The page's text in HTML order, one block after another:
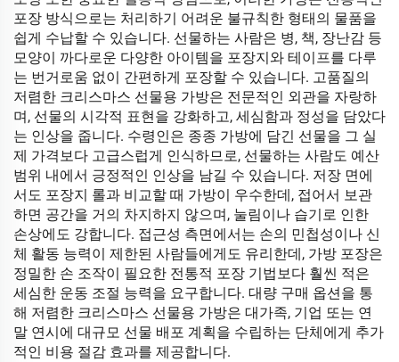
포장 방식으로는 처리하기 어려운 불규칙한 형태의 물품을
쉽게 수납할 수 있습니다. 선물하는 사람은 병, 책, 장난감 등
모양이 까다로운 다양한 아이템을 포장지와 테이프를 다루
는 번거로움 없이 간편하게 포장할 수 있습니다. 고품질의
저렴한 크리스마스 선물용 가방은 전문적인 외관을 자랑하
며, 선물의 시각적 표현을 강화하고, 세심함과 정성을 담았다
는 인상을 줍니다. 수령인은 종종 가방에 담긴 선물을 그 실
제 가격보다 고급스럽게 인식하므로, 선물하는 사람도 예산
범위 내에서 긍정적인 인상을 남길 수 있습니다. 저장 면에
서도 포장지 롤과 비교할 때 가방이 우수한데, 접어서 보관
하면 공간을 거의 차지하지 않으며, 눌림이나 습기로 인한
손상에도 강합니다. 접근성 측면에서는 손의 민첩성이나 신
체 활동 능력이 제한된 사람들에게도 유리한데, 가방 포장은
정밀한 손 조작이 필요한 전통적 포장 기법보다 훨씬 적은
세심한 운동 조절 능력을 요구합니다. 대량 구매 옵션을 통
해 저렴한 크리스마스 선물용 가방은 대가족, 기업 또는 연
말 연시에 대규모 선물 배포 계획을 수립하는 단체에게 추가
적인 비용 절감 효과를 제공합니다.